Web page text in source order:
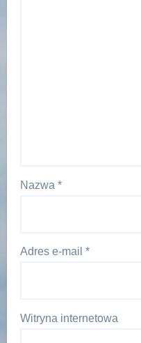
Nazwa *
Adres e-mail *
Witryna internetowa